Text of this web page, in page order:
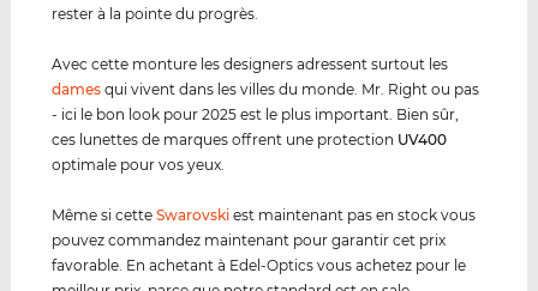
rester à la pointe du progrès.
Avec cette monture les designers adressent surtout les
dames qui vivent dans les villes du monde. Mr. Right ou pas
- ici le bon look pour 2025 est le plus important. Bien sûr,
ces lunettes de marques offrent une protection UV400
optimale pour vos yeux.
Même si cetteSwarovski est maintenant pas en stock vous
pouvez commandez maintenant pour garantir cet prix
favorable. En achetant à Edel-Optics vous achetez pour le